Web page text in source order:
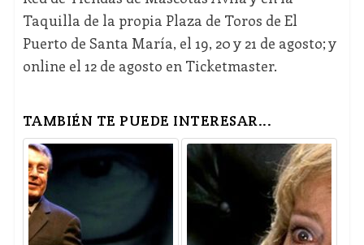
Taquilla de la propia Plaza de Toros de El
Puerto de Santa María, el 19, 20 y 21 de agosto; y
online el 12 de agosto en Ticketmaster.
TAMBIÉN TE PUEDE INTERESAR...